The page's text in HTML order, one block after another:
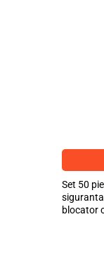
Set 50
blocator
flexibile